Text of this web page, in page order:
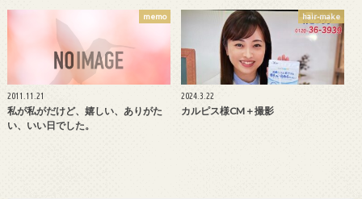
memo
2011.11.21
私が私がだけど、嬉しい、ありがた
い、いい日でした。
hair-make
2024.3.22
カルピス様CM＋撮影